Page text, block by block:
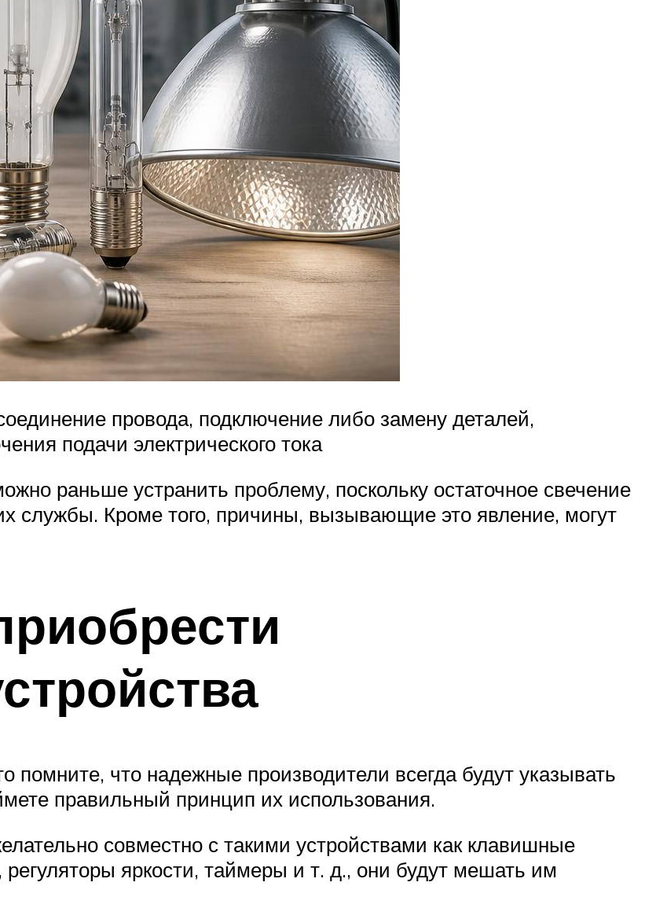
провода, подключение либо замену деталей,
подачи электрического тока
раньше устранить проблему, поскольку остаточное свечение
службы. Кроме того, причины, вызывающие это явление, могут
помните, что надежные производители всегда будут указывать
правильный принцип их использования.
совместно с такими устройствами как клавишные
яркости, таймеры и т. д., они будут мешать им